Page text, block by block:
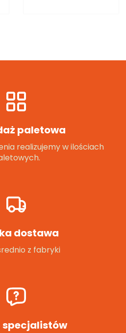
paletowa
realizujemy w ilościach
dostawa
z fabryki
specjalistów